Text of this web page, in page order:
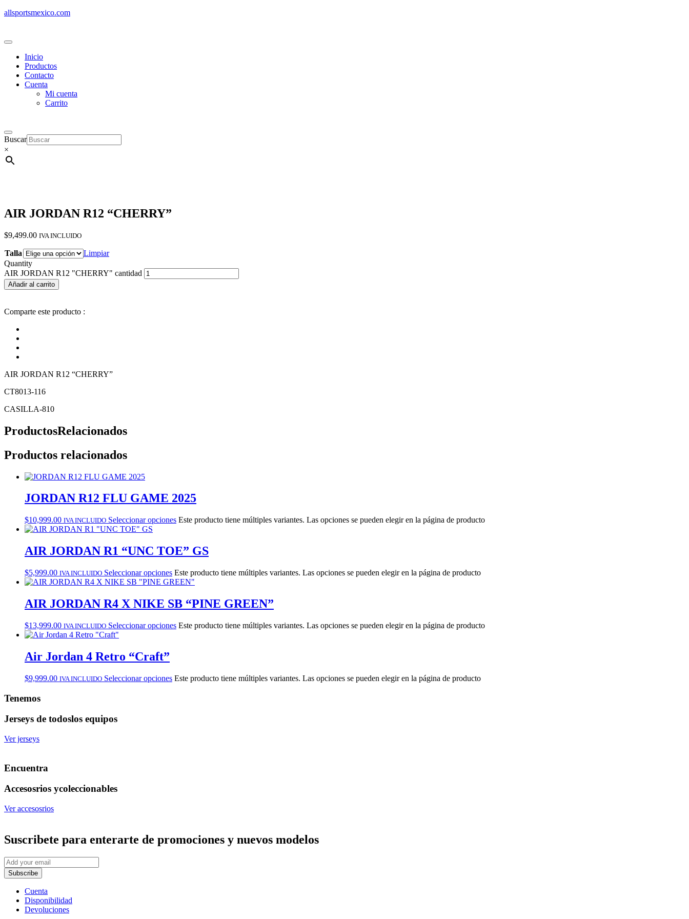
allsportsmexico.com
Inicio
Productos
Contacto
Cuenta
Mi cuenta
Carrito
Buscar
×
AIR JORDAN R12 “CHERRY”
$9,499.00 IVA INCLUIDO
Talla
Limpiar
Quantity
AIR JORDAN R12 "CHERRY" cantidad
Añadir al carrito
Comparte este producto :
AIR JORDAN R12 “CHERRY”
CT8013-116
CASILLA-810
ProductosRelacionados
Productos relacionados
JORDAN R12 FLU GAME 2025
$10,999.00 IVA INCLUIDO Seleccionar opciones Este producto tiene múltiples variantes. Las opciones se pueden elegir en la página de producto
AIR JORDAN R1 “UNC TOE” GS
$5,999.00 IVA INCLUIDO Seleccionar opciones Este producto tiene múltiples variantes. Las opciones se pueden elegir en la página de producto
AIR JORDAN R4 X NIKE SB “PINE GREEN”
$13,999.00 IVA INCLUIDO Seleccionar opciones Este producto tiene múltiples variantes. Las opciones se pueden elegir en la página de producto
Air Jordan 4 Retro “Craft”
$9,999.00 IVA INCLUIDO Seleccionar opciones Este producto tiene múltiples variantes. Las opciones se pueden elegir en la página de producto
Tenemos
Jerseys de todoslos equipos
Ver jerseys
Encuentra
Accesosrios ycoleccionables
Ver accesosrios
Suscribete para enterarte de promociones y nuevos modelos
Subscribe
Cuenta
Disponibilidad
Devoluciones